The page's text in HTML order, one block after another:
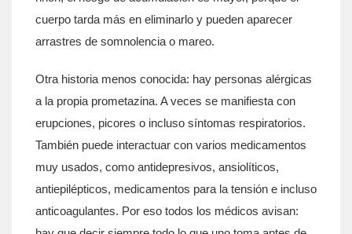
cuerpo tarda más en eliminarlo y pueden aparecer
arrastres de somnolencia o mareo.
Otra historia menos conocida: hay personas alérgicas
a la propia prometazina. A veces se manifiesta con
erupciones, picores o incluso síntomas respiratorios.
También puede interactuar con varios medicamentos
muy usados, como antidepresivos, ansiolíticos,
antiepilépticos, medicamentos para la tensión e incluso
anticoagulantes. Por eso todos los médicos avisan: